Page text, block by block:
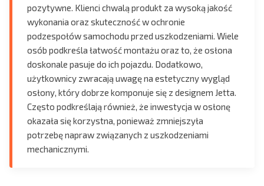
pozytywne. Klienci chwalą produkt za wysoką jakość
wykonania oraz skuteczność w ochronie
podzespołów samochodu przed uszkodzeniami. Wiele
osób podkreśla łatwość montażu oraz to, że osłona
doskonale pasuje do ich pojazdu. Dodatkowo,
użytkownicy zwracają uwagę na estetyczny wygląd
osłony, który dobrze komponuje się z designem Jetta.
Często podkreślają również, że inwestycja w osłonę
okazała się korzystna, ponieważ zmniejszyła
potrzebę napraw związanych z uszkodzeniami
mechanicznymi.